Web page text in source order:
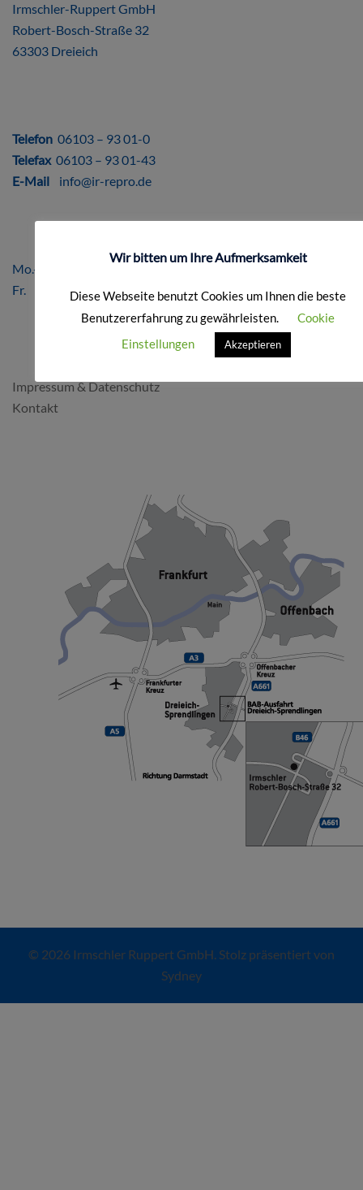
Irmschler-Ruppert GmbH
Robert-Bosch-Straße 32
63303 Dreieich
Telefon 06103 – 93 01-0
Telefax06103 – 93 01-43
E-Mail
info@ir-repro.de
ÖFFNUNGSZEITEN
Mo.-Do. 8.00 – 17.00 Uhr
Fr. 8.00 – 16.00 Uhr
Impressum & Datenschutz
Kontakt
© 2026 Irmschler Ruppert GmbH. Stolz präsentiert von
Sydney
Wir bitten um Ihre Aufmerksamkeit
Diese Webseite benutzt Cookies um Ihnen die beste
Benutzererfahrung zu gewährleisten.
Cookie
Einstellungen
Akzeptieren